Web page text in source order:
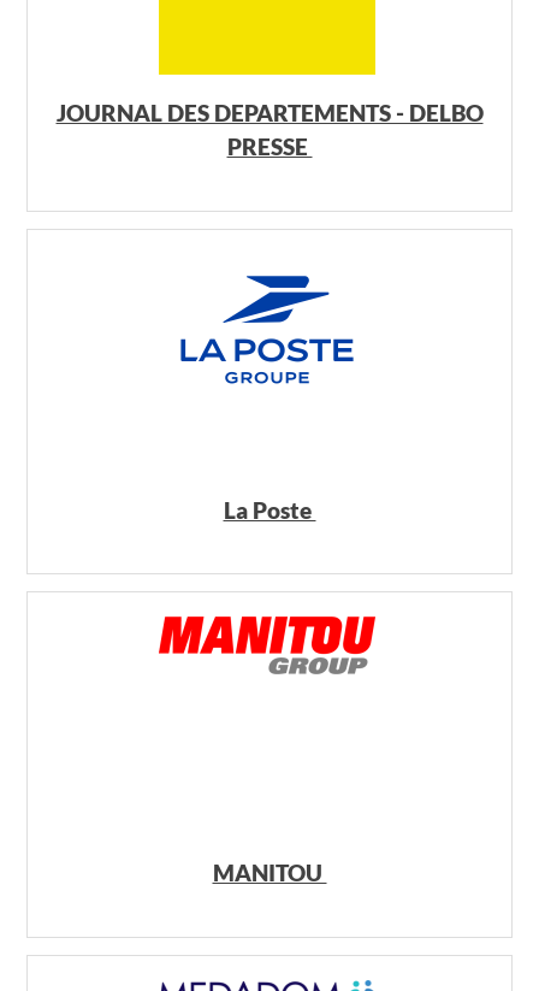
JOURNAL DES DEPARTEMENTS - DELBO
PRESSE
La Poste
MANITOU